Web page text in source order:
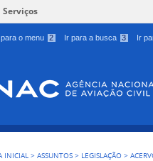
o menu 2 Ir para a busca 3 Ir
Serviços
INICIAL >ASSUNTOS > LEGISLAÇÃO >